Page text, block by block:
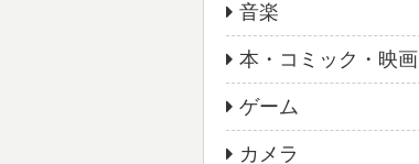
音楽
本・コミック・映画
ゲーム
カメラ